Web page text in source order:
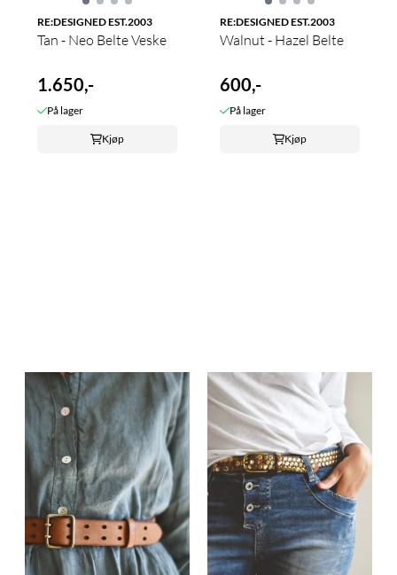
RE:DESIGNED EST.2003
Tan - Neo Belte Veske
1.650,-
På lager
Kjøp
RE:DESIGNED EST.2003
Walnut - Hazel Belte
600,-
På lager
Kjøp